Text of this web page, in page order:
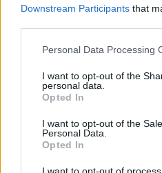
Downstream Participants that
Personal Data Processing
I want to opt-out of the
personal data.
Opted In
I want to opt-out of the
Personal Data.
Opted In
I want to opt-out of
Hozzászólási
Nyomtatott lapjaink
Székely Hírmondó
Sütibeállítások